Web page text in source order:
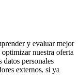
y evaluar mejor
nuestra oferta
personales
externos, si ya